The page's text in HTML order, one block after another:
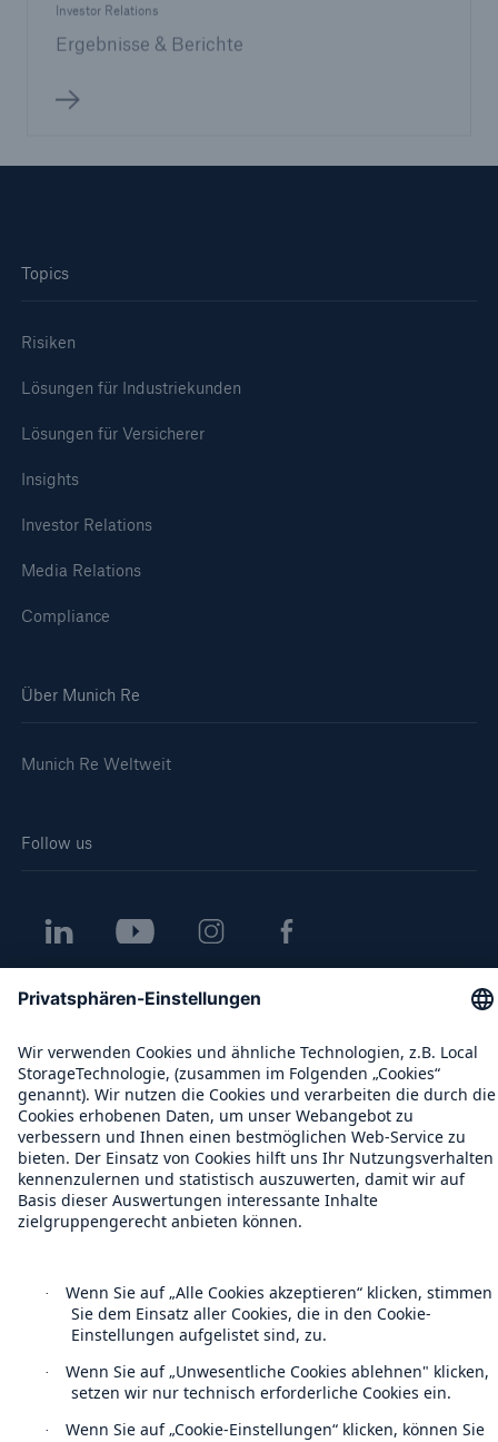
Investor Relations
Ergebnisse & Berichte
Topics
Risiken
Lösungen für Industriekunden
Lösungen für Versicherer
Insights
Investor Relations
Media Relations
Compliance
Über Munich Re
Munich Re Weltweit
Follow us
Kontakt
Datenschutz
Cookie Einstellungen
Rechtliche Hinweise
Sitemap
Barrierefreiheit-Modus
Munich Re’s Statement on the UK Modern Slavery Act